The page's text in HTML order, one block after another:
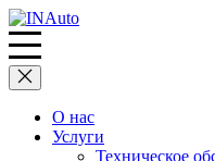
О нас
Услуги
Техническое